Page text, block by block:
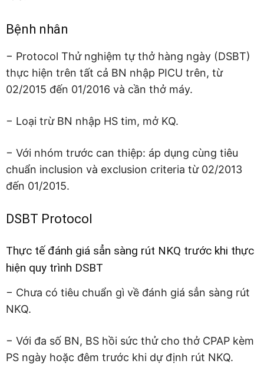
Bệnh nhân
− Protocol Thử nghiệm tự thở hàng ngày (DSBT)
thực hiện trên tất cả BN nhập PICU trên, từ
02/2015 đến 01/2016 và cần thở máy.
− Loại trừ BN nhập HS tim, mở KQ.
− Với nhóm trước can thiệp: áp dụng cùng tiêu
chuẩn inclusion và exclusion criteria từ 02/2013
đến 01/2015.
DSBT Protocol
Thực tế đánh giá sẳn sàng rút NKQ trước khi thực
hiện quy trình DSBT
− Chưa có tiêu chuẩn gì về đánh giá sẳn sàng rút
NKQ.
− Với đa số BN, BS hồi sức thử cho thở CPAP kèm
PS ngày hoặc đêm trước khi dự định rút NKQ.